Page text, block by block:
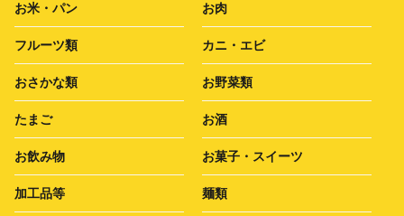
お米・パン お肉
フルーツ類 カニ・エビ
おさかな類 お野菜類
たまご お酒
お飲み物 お菓子・スイーツ
加工品等 麺類